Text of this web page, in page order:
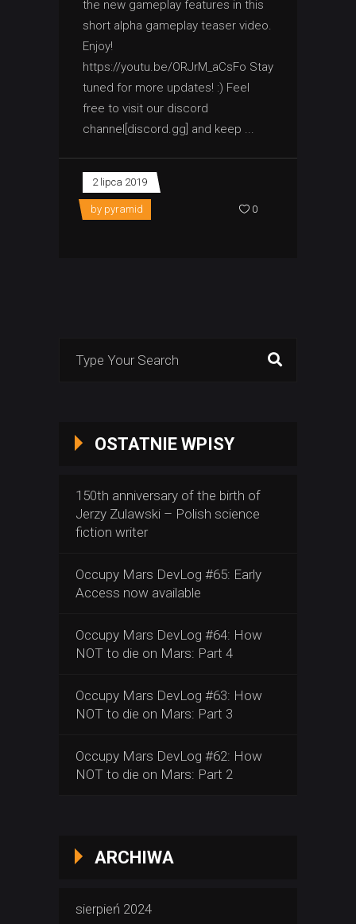
the new gameplay features in this
short alpha gameplay teaser video.
Enjoy!
https://youtu.be/ORJrM_aCsFo Stay
tuned for more updates! :) Feel
free to visit our discord
channel[discord.gg] and keep
2 lipca 2019
by pyramid 0
OSTATNIE WPISY
150th anniversary of the birth of
Jerzy Zulawski – Polish science
fiction writer
Occupy Mars DevLog #65: Early
Access now available
Occupy Mars DevLog #64: How
NOT to die on Mars: Part 4
Occupy Mars DevLog #63: How
NOT to die on Mars: Part 3
Occupy Mars DevLog #62: How
NOT to die on Mars: Part 2
ARCHIWA
sierpień 2024